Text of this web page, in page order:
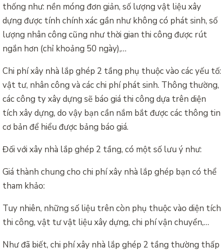
thống như: nền móng đơn giản, số lượng vật liệu xây
dựng được tính chính xác gần như không có phát sinh, số
lượng nhân công cũng như thời gian thi công được rút
ngắn hơn (chỉ khoảng 50 ngày),…
Chi phí xây nhà lắp ghép 2 tầng phụ thuộc vào các yếu tố:
vật tư, nhân công và các chi phí phát sinh. Thông thường,
các công ty xây dựng sẽ báo giá thi công dựa trên diện
tích xây dựng, do vậy bạn cần nắm bắt được các thông tin
cơ bản để hiểu được bảng báo giá.
Đối với xây nhà lắp ghép 2 tầng, có một số lưu ý như:
Giá thành chung cho chi phí xây nhà lắp ghép bạn có thể
tham khảo:
Tuy nhiên, những số liệu trên còn phụ thuộc vào diện tích
thi công, vật tư vật liệu xây dựng, chi phí vận chuyển,…
Như đã biết, chi phí xây nhà lắp ghép 2 tầng thường thấp